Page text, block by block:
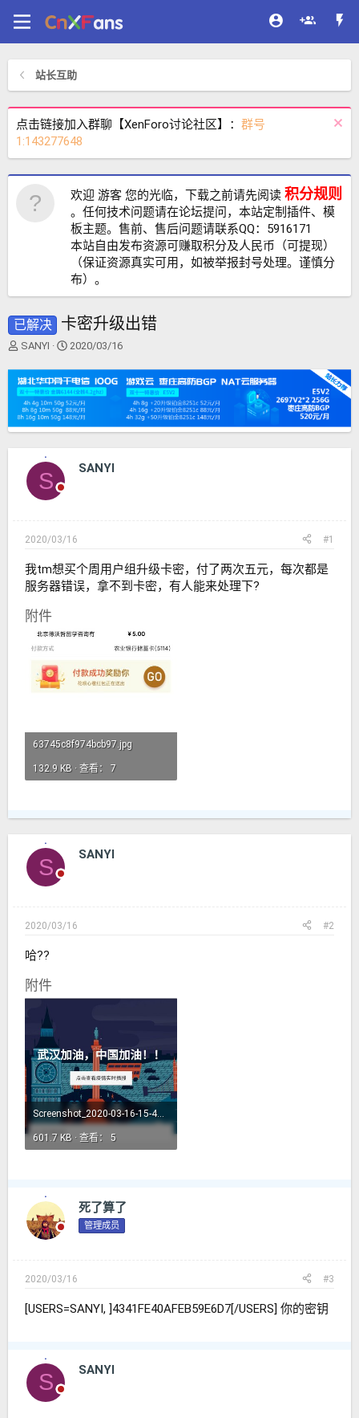
站长互助
点击链接加入群聊【XenForo讨论社区】： 群号
1:143277648
欢迎 游客 您的光临，下载之前请先阅读 积分规则
。任何技术问题请在论坛提问，本站定制插件、模
板主题。售前、售后问题请联系QQ：5916171
本站自由发布资源可赚取积分及人民币（可提现）
（保证资源真实可用，如被举报封号处理。谨慎分
布）。
已解决 卡密升级出错
主
发
起
人
SANYI
开
时
间
2020/03/16
S SANYI
2020/03/16 #1
我tm想买个周用户组升级卡密，付了两次五元，每次都是
服务器错误，拿不到卡密，有人能来处理下?
附件
63745c8f974bcb97.jpg
132.9 KB · 查看： 7
S SANYI
2020/03/16 #2
哈??
附件
Screenshot_2020-03-16-15-42-43-067_com.android.chrome.jpg
601.7 KB · 查看： 5
死了算了
管理成员
2020/03/16 #3
[USERS=SANYI, ]4341FE40AFEB59E6D7[/USERS] 你的密钥
S SANYI